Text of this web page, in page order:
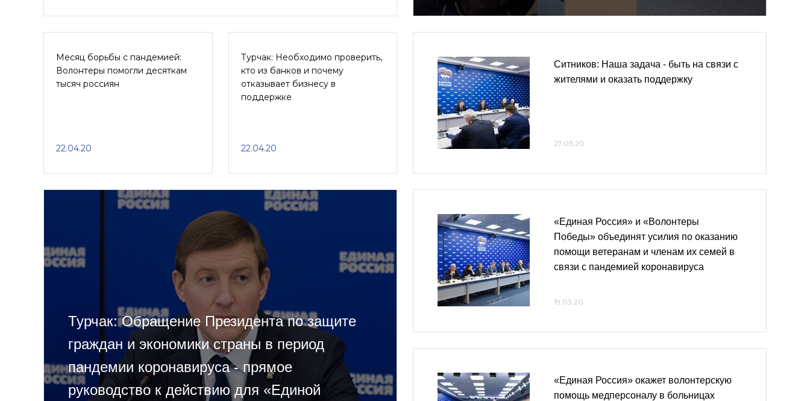
Месяц борьбы с пандемией:
Волонтеры помогли десяткам
тысяч россиян
22.04.20
Турчак: Необходимо проверить,
кто из банков и почему
отказывает бизнесу в
поддержке
22.04.20
Ситников: Наша задача - быть на связи с
жителями и оказать поддержку
27.03.20
Турчак: Обращение Президента по защите
граждан и экономики страны в период
пандемии коронавируса - прямое
руководство к действию для «Единой
«Единая Россия» и «Волонтеры
Победы» объединят усилия по оказанию
помощи ветеранам и членам их семей в
связи с пандемией коронавируса
19.03.20
«Единая Россия» окажет волонтерскую
помощь медперсоналу в больницах